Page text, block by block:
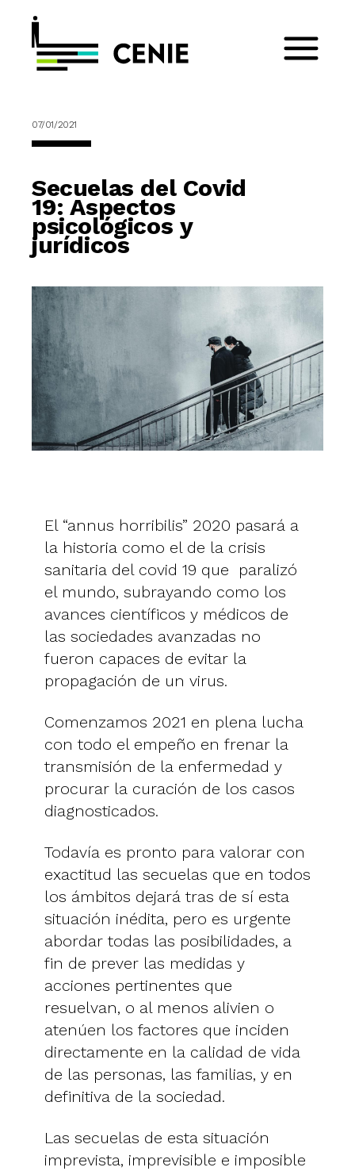
07/01/2021
Secuelas del Covid
19: Aspectos
psicológicos y
jurídicos
El “annus horribilis” 2020 pasará a
la historia como el de la crisis
sanitaria del covid 19 que paralizó
el mundo, subrayando como los
avances científicos y médicos de
las sociedades avanzadas no
fueron capaces de evitar la
propagación de un virus.
Comenzamos 2021 en plena lucha
con todo el empeño en frenar la
transmisión de la enfermedad y
procurar la curación de los casos
diagnosticados.
Todavía es pronto para valorar con
exactitud las secuelas que en todos
los ámbitos dejará tras de sí esta
situación inédita, pero es urgente
abordar todas las posibilidades, a
fin de prever las medidas y
acciones pertinentes que
resuelvan, o al menos alivien o
atenúen los factores que inciden
directamente en la calidad de vida
de las personas, las familias, y en
definitiva de la sociedad.
Las secuelas de esta situación
imprevista, imprevisible e imposible